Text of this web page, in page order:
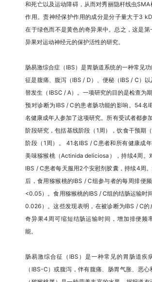
和死亡以及运动障碍，从而对秀丽隐杆线虫SMA
作用。责神经保护作用的成分是分子量大于3
在于绿色而不是黄色的奇异果中。总之，这是第
异果对运动神经元的保护活性的研究。
肠易激综合症（IBS）是胃肠道系统的一种常见
征是腹痛、腹泻（IBS / D）、便秘（IBS / C）
替发生（IBSC / A）。一项研究的目的是检查为
预对诊断为IBS / C的患者肠功能的影响。54名
名健康成年人参加了这项研究。所有受试者都参
阶段研究，包括基线阶段（1周），饮食干预期
阶段（1周）。 41名IBS / C患者和所有健康成
美味猕猴桃（Actinida deliciosa），持续4周。
IBS / C患者每天服用2个安慰剂胶囊，持续4周
后，食用猕猴桃的IBS / C组参与者的每周排便
<0.05）。食用猕猴桃的IBS / C组的结肠运输时
0.026）。这些发现表明，在被诊断为IBS / C的
奇异果4周可缩短结肠运输时间，增加排便频
能。
肠易激综合征（IBS）是一种常见的胃肠道疾
（IBS-C）或腹泻，伴有腹痛、肠胃气胀、恶